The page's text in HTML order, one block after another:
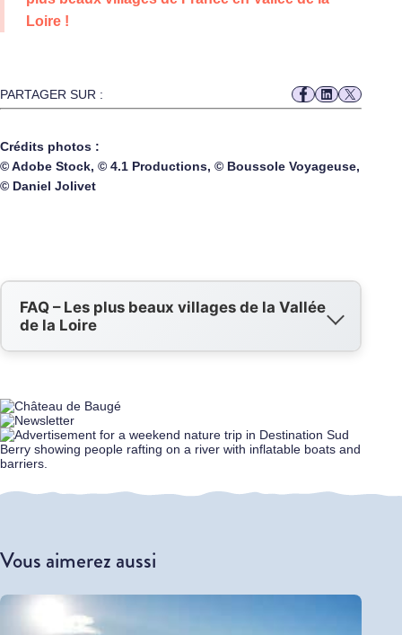
Loire !
PARTAGER SUR :
Crédits photos :
© Adobe Stock, © 4.1 Productions, © Boussole Voyageuse,
© Daniel Jolivet
FAQ – Les plus beaux villages de la Vallée
de la Loire
Vous aimerez aussi